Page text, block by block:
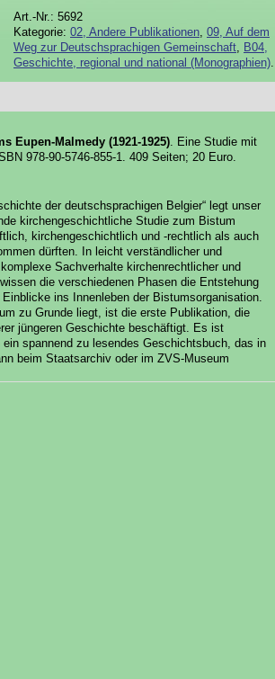
Art.-Nr.: 5692
Kategorie: 02, Andere Publikationen 09, Auf dem
Weg zur Deutschsprachigen Gemeinschaft B04,
Geschichte, regional und national (Monographien)
Eupen-Malmedy (1921-1925) . Eine Studie mit
978-90-5746-855-1. 409 Seiten; 20 Euro.
der deutschsprachigen Belgier“ legt unser
kirchengeschichtliche Studie zum Bistum
kirchengeschichtlich und -rechtlich als auch
dürften. In leicht verständlicher und
Sachverhalte kirchenrechtlicher und
die verschiedenen Phasen die Entstehung
ins Innenleben der Bistumsorganisation.
zu Grunde liegt, ist die erste Publikation, die
jüngeren Geschichte beschäftigt. Es ist
spannend zu lesendes Geschichtsbuch, das in
beim Staatsarchiv oder im ZVS-Museum